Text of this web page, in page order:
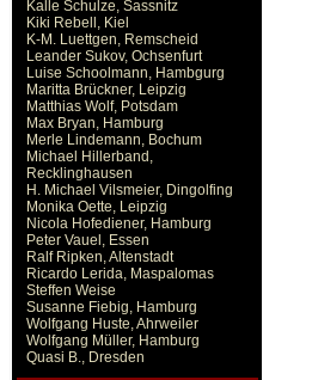
Kalle Schulze, Sassnitz
Kiki Rebell, Kiel
K-M. Luettgen, Remscheid
Leander Sukov, Ochsenfurt
Luise Schoolmann, Hambgurg
Maritta Brückner, Leipzig
Matthias Wolf, Potsdam
Max Bryan, Hamburg
Merle Lindemann, Bochum
Michael Hillerband,
Recklinghausen
H. Michael Vilsmeier, Dingolfing
Monika Oette, Leipzig
Nicola Hofediener, Hamburg
Peter Vauel, Essen
Ralf Ripken, Altenstadt
Ricardo Lerida, Maspalomas
Steffen Weise
Susanne Fiebig, Hamburg
Wolfgang Huste, Ahrweiler
Wolfgang Müller, Hamburg
Quasi B., Dresden